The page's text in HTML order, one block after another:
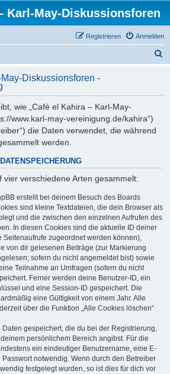
Karl-May-Diskussionsforen
Anmelden
Registrieren
h
Diskussionsforen -
wie „Café el Kahira – Karl-May-
www.karl-may-vereinigung.de/kahira“)
die Daten verwendet, die während
werden.
vier verschiedene Arten gesammelt:
erstellt bei deinem Besuch des Boards
sind kleine Textdateien, die dein Browser als
und die zwischen den einzelnen Aufrufen des
In diesen Cookies sind die aktuelle ID deiner
Seitenaufrufe zugeordnet werden können),
von dir gelesenen Beiträge (zur Markierung
sofern du nicht angemeldet bist) sowie
Teilnahme an Umfragen (sofern du nicht
Ferner werden deine Benutzer-ID, ein
und eine Session-ID gespeichert. Die
eine Gültigkeit von einem Jahr. Alle
über die Funktion „Alle Cookies löschen“
gespeichert, die du bei der Registrierung,
persönlichem Bereich angibst. Für die
ein eindeutiger Benutzername, eine E-
Passwort notwendig. Wenn durch den Betreiber
festgelegt wurden, so ist dies für dich vor